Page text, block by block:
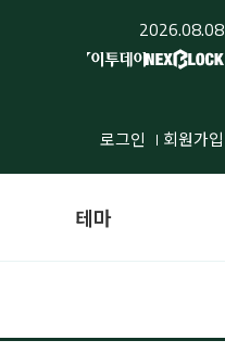
2026.08.08
로그인 회원가입
테마